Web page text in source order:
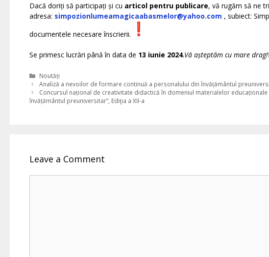
Dacă doriți să participați și cu articol pentru publicare, vă rugăm să ne
adresa: simpozionlumeamagicaabasmelor@yahoo.com , subiect:
documentele necesare înscrierii.
Se primesc lucrări până în data de 13 iunie 2024.Vă așteptăm cu mare drag!
Categories
Noutăți
Analiză a nevoilor de formare continuă a personalului din învățământul
Concursul național de creativitate didactică în domeniul materialelor
învățământul preuniversitar”, Ediţia a XII-a
Leave a Comment